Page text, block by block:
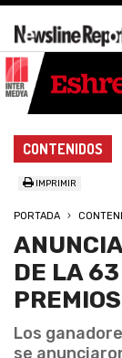
CONTENIDOS
IMPRIMIR
PORTADA
DE LA
Los
se